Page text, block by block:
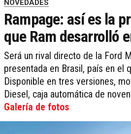
NOVEDADES
Rampage: así es la
que Ram desarrolló
Será un rival directo de la Ford
presentada en Brasil, país en el
Disponible en tres versiones,
Diesel, caja automática de
Galería de fotos